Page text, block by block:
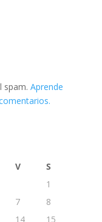
spam. Aprende
V
S
1
7
8
14
15